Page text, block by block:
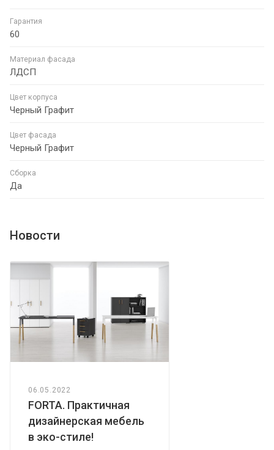
Гарантия
60
Материал фасада
ЛДСП
Цвет корпуса
Черный Графит
Цвет фасада
Черный Графит
Сборка
Да
Новости
06.05.2022
FORTA. Практичная
дизайнерская мебель
в эко-стиле!